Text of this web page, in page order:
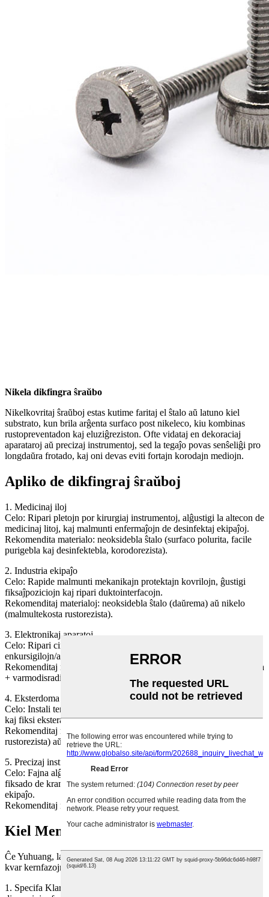
Nikela dikfingra ŝraŭbo
Nikelkovritaj ŝraŭboj estas kutime faritaj el ŝtalo aŭ latuno kiel
substrato, kun brila arĝenta surfaco post nikeleco, kiu kombinas
rustopreventadon kaj eluziĝreziston. Ofte vidataj en dekoraciaj
aparataroj aŭ precizaj instrumentoj, sed la tegaĵo povas senŝeliĝi pro
longdaŭra frotado, kaj oni devas eviti fortajn korodajn mediojn.
Apliko de dikfingraj ŝraŭboj
1. Medicinaj iloj
Celo: Ripari pletojn por kirurgiaj instrumentoj, alĝustigi la altecon de
medicinaj litoj, kaj malmunti enfermaĵojn de desinfektaj ekipaĵoj.
Rekomendita materialo: neoksidebla ŝtalo (surfaco polurita, facile
purigebla kaj desinfektebla, korodorezista).
2. Industria ekipaĵo
Celo: Rapide malmunti mekanikajn protektajn kovrilojn, ĝustigi
fiksaĵpoziciojn kaj ripari duktointerfacojn.
Rekomenditaj materialoj: neoksidebla ŝtalo (daŭrema) aŭ nikelo
(malmultekosta rustorezista).
3. Elektronikaj aparatoj
Celo: Ripari cirkvitplatajn testajn fiksaĵojn, kunmeti
enkursigilojn/aŭdio-enfermaĵojn, kaj malhelpi konduktan interferon.
Rekomenditaj materialoj: plasto (izolado) aŭ aluminia alojo (malpeza
+ varmodisradiado).
4. Eksterdoma ekipaĵo
Celo: Instali tendosubtenojn, alĝustigi la altecon de la bicikla stirilo,
kaj fiksi eksterajn lumilojn.
Rekomenditaj materialoj: neoksidebla ŝtalo (pluvrezista kaj
rustorezista) aŭ aluminia alojo (malpeza).
5. Precizaj instrumentoj
Celo: Fajna alĝustigo de la fokusa distanco de la mikroskopo,
fiksado de krampoj por optikaj instrumentoj, alĝustigo de laboratoria
ekipaĵo.
Rekomenditaj materialoj: aluminio-alojo aŭ rustorezista ŝtalo.
Kiel Mendi Ŝraŭbojn de Dikfingro
Ĉe Yuhuang, la sekurigado de specialaj fermiloj estas strukturita en
kvar kernfazojn:
1. Specifa Klarigo: Skizu ​​la materialan gradon, precizajn